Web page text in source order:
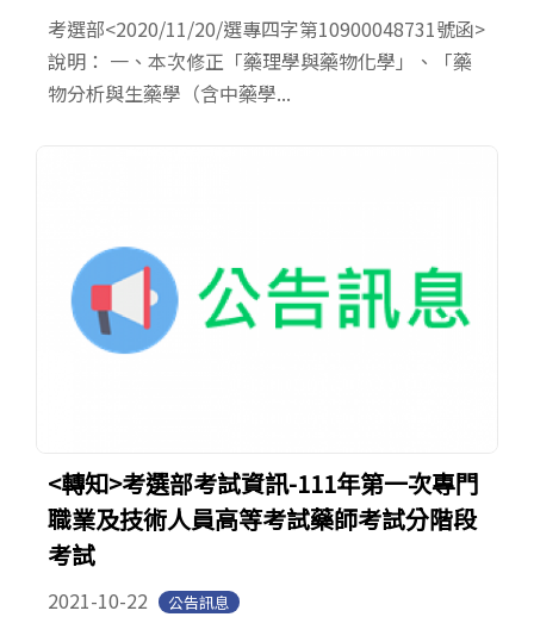
考選部<2020/11/20/選專四字第10900048731號函>
說明： 一、本次修正「藥理學與藥物化學」、「藥
物分析與生藥學（含中藥學...
<轉知>考選部考試資訊-111年第一次專門
職業及技術人員高等考試藥師考試分階段
考試
2021-10-22 公告訊息